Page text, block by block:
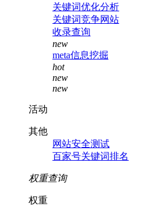
关键词优化分析
关键词竞争网站
收录查询
new
meta信息挖掘
hot
new
new
活动
其他
网站安全测试
百家号关键词排名
权重查询
权重